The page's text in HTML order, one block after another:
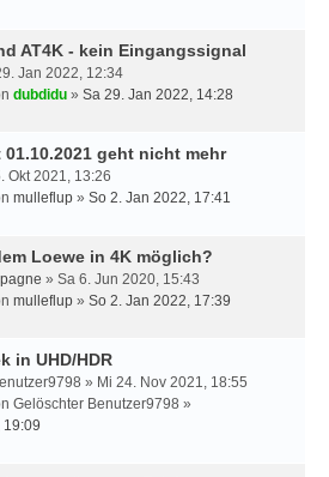
AT4K - kein Eingangssignal
Jan 2022, 12:34
dubdidu » Sa 29. Jan 2022, 14:28
01.10.2021 geht nicht mehr
Okt 2021, 13:26
mulleflup » So 2. Jan 2022, 17:41
Loewe in 4K möglich?
» Sa 6. Jun 2020, 15:43
mulleflup » So 2. Jan 2022, 17:39
in UHD/HDR
» Mi 24. Nov 2021, 18:55
Gelöschter Benutzer9798 »
19:09